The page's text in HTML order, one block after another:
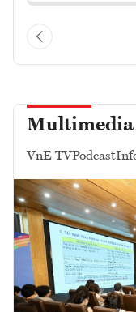
Multimedia
VnE TVPodcast